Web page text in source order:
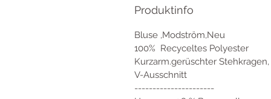
Produktinfo
Bluse ,Modström,Neu
100% Recyceltes Polyester
Kurzarm.gerüschter Stehkragen,
V-Ausschnitt
----------------------